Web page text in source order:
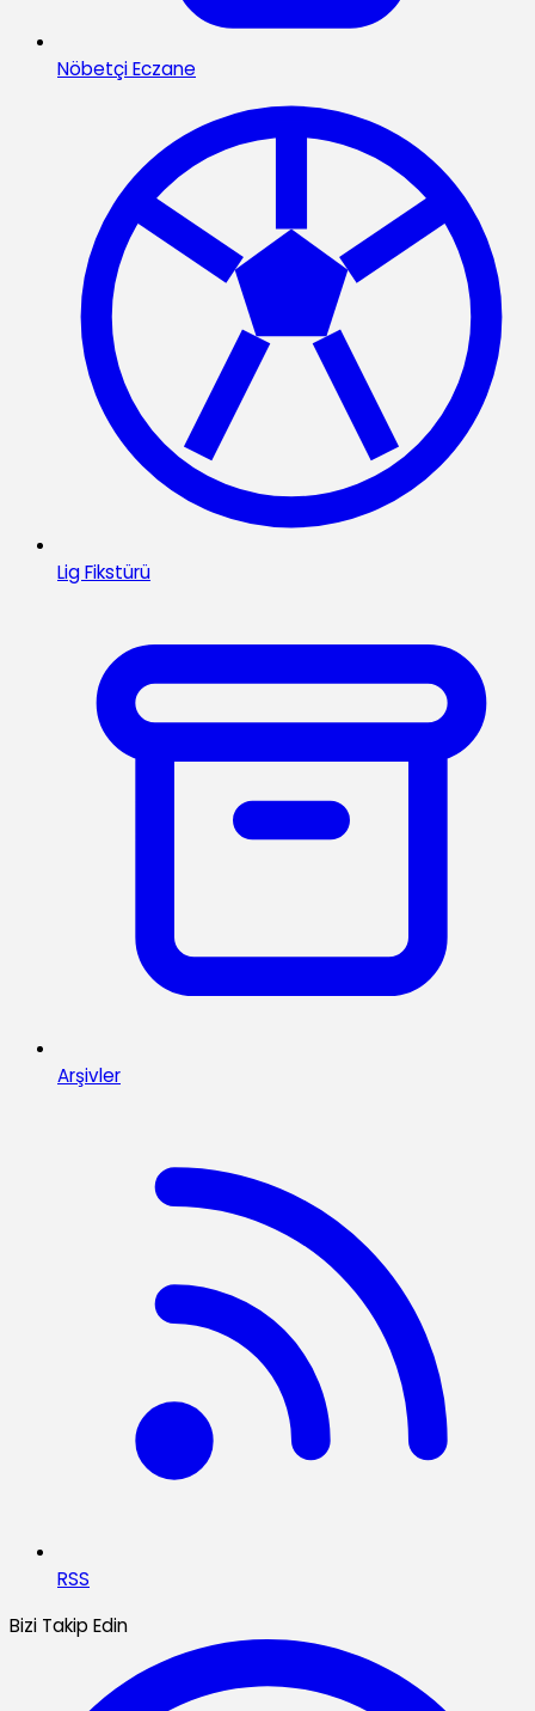
Nöbetçi Eczane
Lig Fikstürü
Arşivler
RSS
Bizi Takip Edin